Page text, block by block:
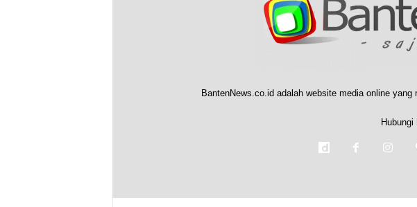
BantenNews.co.id adalah website media online
Hubungi